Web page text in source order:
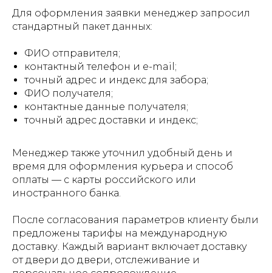
Для оформления заявки менеджер запросил
стандартный пакет данных:
ФИО отправителя;
контактный телефон и e-mail;
точный адрес и индекс для забора;
ФИО получателя;
контактные данные получателя;
точный адрес доставки и индекс;
Менеджер также уточнил удобный день и
время для оформления курьера и способ
оплаты — с карты российского или
иностранного банка.
После согласования параметров клиенту были
предложены тарифы на международную
доставку. Каждый вариант включает доставку
от двери до двери, отслеживание и